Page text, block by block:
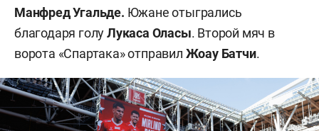
Манфред Угальде. Южане отыгрались
благодаря голуЛукаса Оласы. Второй мяч в
ворота «Спартака» отправил Жоау Батчи.